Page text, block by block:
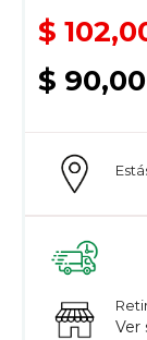
$
$ 90,00
Ver